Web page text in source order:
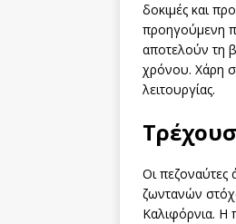
δοκιμές και
προηγούμενη
αποτελούν τη
χρόνου. Χάρη
λειτουργίας.
Οι πεζοναύτες
ζωντανών
Καλιφόρνια. Η